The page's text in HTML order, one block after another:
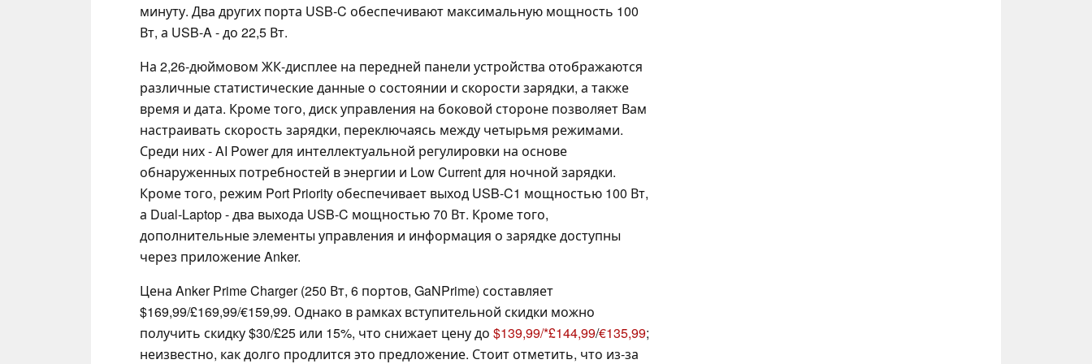
минуту. Два других порта USB-C обеспечивают максимальную мощность 100
Вт, а USB-A - до 22,5 Вт.
На 2,26-дюймовом ЖК-дисплее на передней панели устройства отображаются
различные статистические данные о состоянии и скорости зарядки, а также
время и дата. Кроме того, диск управления на боковой стороне позволяет Вам
настраивать скорость зарядки, переключаясь между четырьмя режимами.
Среди них - AI Power для интеллектуальной регулировки на основе
обнаруженных потребностей в энергии и Low Current для ночной зарядки.
Кроме того, режим Port Priority обеспечивает выход USB-C1 мощностью 100 Вт,
а Dual-Laptop - два выхода USB-C мощностью 70 Вт. Кроме того,
дополнительные элементы управления и информация о зарядке доступны
через приложение Anker.
Цена Anker Prime Charger (250 Вт, 6 портов, GaNPrime) составляет
$169,99/£169,99/€159,99. Однако в рамках вступительной скидки можно
получить скидку $30/£25 или 15%, что снижает цену до $139,99/ £144,99/€135,99;
неизвестно, как долго продлится это предложение. Стоит отметить, что из-за